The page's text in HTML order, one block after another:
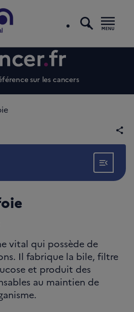
search
sur les cancers
Show
vital qui possède de
Il fabrique la bile, filtre
et produit des
au maintien de